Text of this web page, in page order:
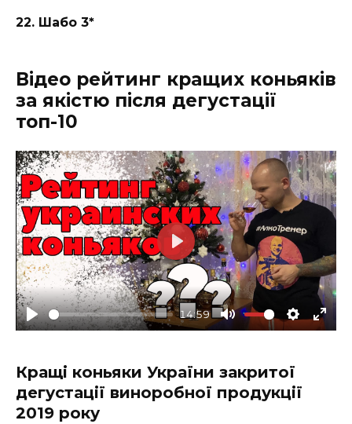
22. Шабо 3*
Відео рейтинг кращих коньяків
за якістю після дегустації
топ-10
P
a
y
14:59
M
t
e
S
t
t
E
P
l
a
y
Кращі коньяки України закритої
дегустації виноробної продукції
2019 року